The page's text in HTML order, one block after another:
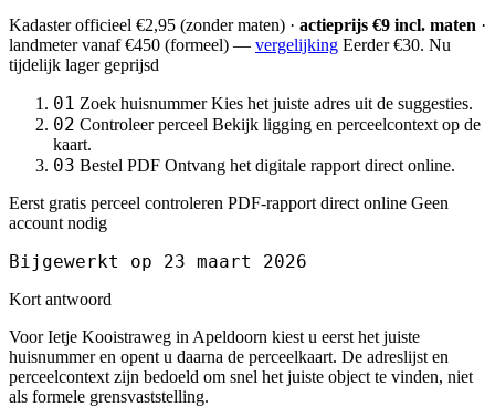
Kadaster officieel €2,95 (zonder maten) · actieprijs €9 incl. maten ·
landmetervanaf €450 (formeel) — vergelijking Eerder €30. Nu
tijdelijk lager geprijsd
01 Zoek huisnummer Kies het juiste adres uit de suggesties.
02 Controleer perceel Bekijk ligging en perceelcontext op de
kaart.
03 Bestel PDF Ontvang het digitale rapport direct online.
Eerst gratis perceel controleren PDF-rapport direct online Geen
account nodig
Bijgewerkt op 23 maart 2026
Kort antwoord
Voor Ietje Kooistraweg in Apeldoorn kiest u eerst het juiste
huisnummer en opent u daarna de perceelkaart. De adreslijst en
perceelcontext zijn bedoeld om snel het juiste object te vinden, niet
als formele grensvaststelling.